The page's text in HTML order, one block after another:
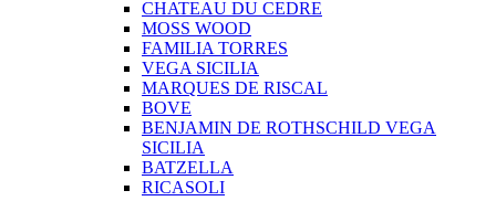
CHATEAU DU CEDRE
MOSS WOOD
FAMILIA TORRES
VEGA SICILIA
MARQUES DE RISCAL
BOVE
BENJAMIN DE ROTHSCHILD VEGA
SICILIA
BATZELLA
RICASOLI